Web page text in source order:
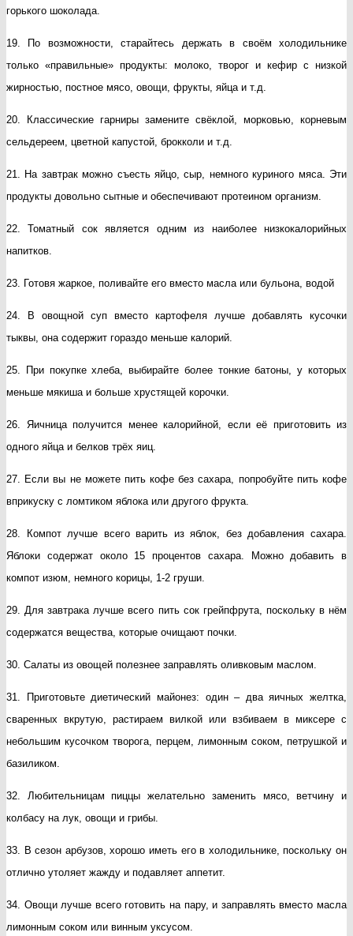
горького шоколада.
19. По возможности, старайтесь держать в своём холодильнике
только «правильные» продукты: молоко, творог и кефир с низкой
жирностью, постное мясо, овощи, фрукты, яйца и т.д.
20. Классические гарниры замените свёклой, морковью, корневым
сельдереем, цветной капустой, брокколи и т.д.
21. На завтрак можно съесть яйцо, сыр, немного куриного мяса. Эти
продукты довольно сытные и обеспечивают протеином организм.
22. Томатный сок является одним из наиболее низкокалорийных
напитков.
23. Готовя жаркое, поливайте его вместо масла или бульона, водой
24. В овощной суп вместо картофеля лучше добавлять кусочки
тыквы, она содержит гораздо меньше калорий.
25. При покупке хлеба, выбирайте более тонкие батоны, у которых
меньше мякиша и больше хрустящей корочки.
26. Яичница получится менее калорийной, если её приготовить из
одного яйца и белков трёх яиц.
27. Если вы не можете пить кофе без сахара, попробуйте пить кофе
вприкуску с ломтиком яблока или другого фрукта.
28. Компот лучше всего варить из яблок, без добавления сахара.
Яблоки содержат около 15 процентов сахара. Можно добавить в
компот изюм, немного корицы, 1-2 груши.
29. Для завтрака лучше всего пить сок грейпфрута, поскольку в нём
содержатся вещества, которые очищают почки.
30. Салаты из овощей полезнее заправлять оливковым маслом.
31. Приготовьте диетический майонез: один – два яичных желтка,
сваренных вкрутую, растираем вилкой или взбиваем в миксере с
небольшим кусочком творога, перцем, лимонным соком, петрушкой и
базиликом.
32. Любительницам пиццы желательно заменить мясо, ветчину и
колбасу на лук, овощи и грибы.
33. В сезон арбузов, хорошо иметь его в холодильнике, поскольку он
отлично утоляет жажду и подавляет аппетит.
34. Овощи лучше всего готовить на пару, и заправлять вместо масла
лимонным соком или винным уксусом.